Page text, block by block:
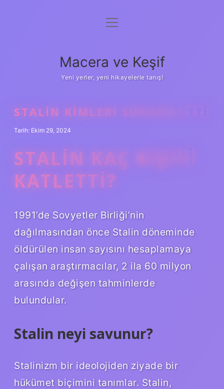
Anasayfa
Yasal Uyarı
menüyü
Macera ve Keşif
Yeni yerler, yeni hikayelerle tanış!
STALIN KIMLERI SÜRGÜN ETTI
Tarih: Ekim 29, 2024
STALIN KAÇ KIŞIYI
KATLETTI?
1991’de Sovyetler Birliği’nin
dağılmasından önce Stalin döneminde
öldürülen insan sayısını hesaplamaya
çalışan araştırmacılar, 2 ila 60 milyon
arasında değişen tahminlerde
bulundular.
Stalin neyi savunur?
Stalinizm bir ideolojiden ziyade bir
hükümet biçimini tanımlar. Stalin,